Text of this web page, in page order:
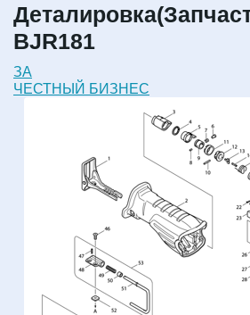
BJR181
ЗА
ЧЕСТНЫЙ БИЗНЕС